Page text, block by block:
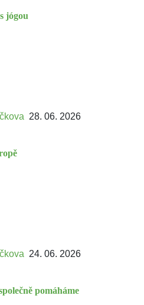
jógou
28. 06. 2026
24. 06. 2026
pomáháme